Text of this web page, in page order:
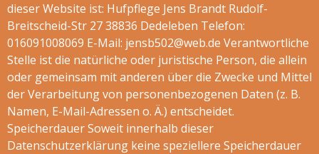
dieser Website ist: Hufpflege Jens Brandt Rudolf-
Breitscheid-Str 27 38836 Dedeleben Telefon:
016091008069 E-Mail: jensb502@web.de Verantwortliche
Stelle ist die natürliche oder juristische Person, die allein
oder gemeinsam mit anderen über die Zwecke und Mittel
der Verarbeitung von personenbezogenen Daten (z. B.
Namen, E-Mail-Adressen o. Ä.) entscheidet.
Speicherdauer Soweit innerhalb dieser
Datenschutzerklärung keine speziellere Speicherdauer